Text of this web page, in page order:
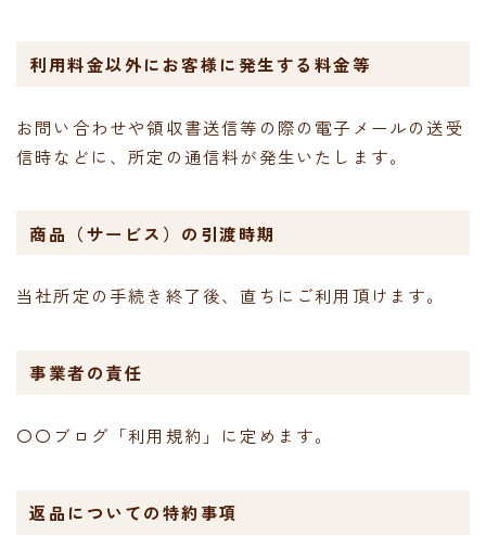
利用料金以外にお客様に発生する料金等
お問い合わせや領収書送信等の際の電子メールの送受
信時などに、所定の通信料が発生いたします。
商品（サービス）の引渡時期
当社所定の手続き終了後、直ちにご利用頂けます。
事業者の責任
〇〇ブログ「利用規約」に定めます。
返品についての特約事項